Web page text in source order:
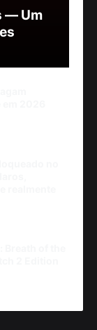
— Um